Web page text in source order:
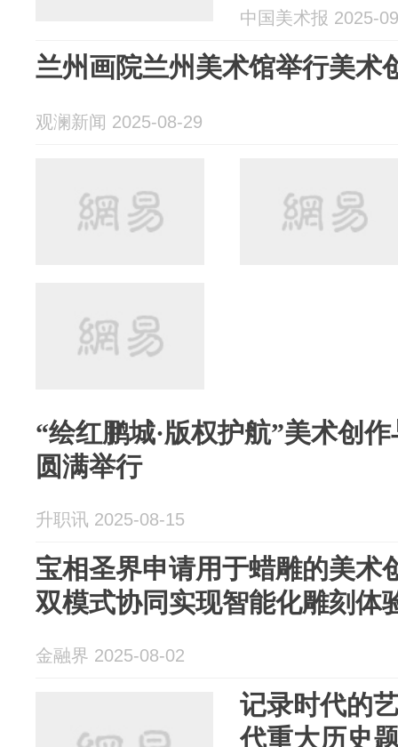
中国美术报 2025-
兰州画院兰州美术馆举行美术
观澜新闻 2025-08-29
“绘红鹏城·版权护航”美术创
圆满举行
升职讯 2025-08-15
宝相圣界申请用于蜡雕的美术
双模式协同实现智能化雕刻体
金融界 2025-08-02
记录时代的
代重大历史